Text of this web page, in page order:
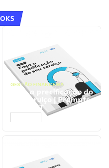
GESTÃO FINANCEIRA
Faça a precificação do
seu serviço | Prompts
ChatGPT